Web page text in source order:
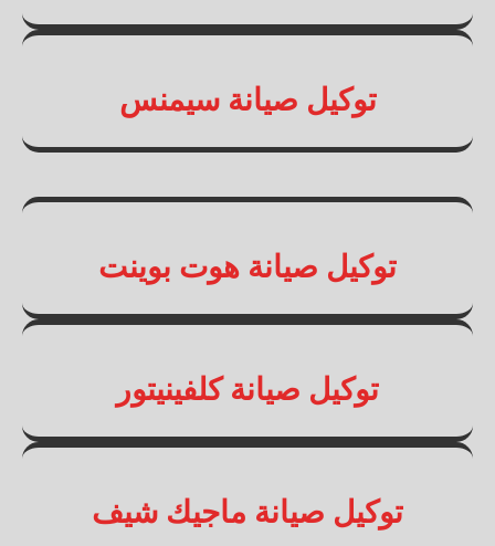
توكيل صيانة سيمنس
توكيل صيانة هوت بوينت
توكيل صيانة كلفينيتور
توكيل صيانة ماجيك شيف